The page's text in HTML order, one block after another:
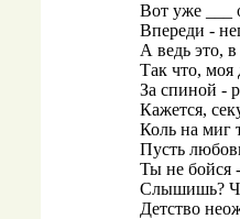
Вот уже ___
Впереди -
А ведь это,
Так что, моя
За спиной -
Кажется,
Коль на миг
Пусть
Ты не бойся -
Слышишь?
Детство